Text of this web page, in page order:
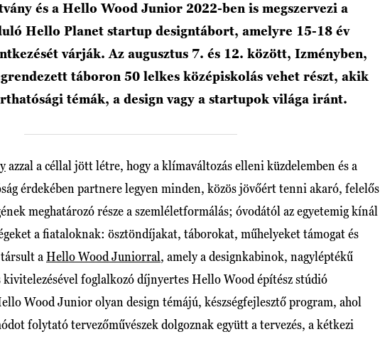
és a Hello Wood Junior 2022-ben is megszervezi a
Hello Planet startup designtábort, amelyre 15-18 év
várják. Az augusztus 7. és 12. között, Izményben,
táboron 50 lelkes középiskolás vehet részt, akik
témák, a design vagy a startupok világa iránt.
azzal a céllal jött létre, hogy a klímaváltozás elleni küzdelemben és a
érdekében partnere legyen minden, közös jövőért tenni akaró, felelős
meghatározó része a szemléletformálás; óvodától az egyetemig kínál
a fiataloknak: ösztöndíjakat, táborokat, műhelyeket támogat és
a Hello Wood Juniorral, amely a designkabinok, nagyléptékű
kivitelezésével foglalkozó díjnyertes Hello Wood építész stúdió
Wood Junior olyan design témájú, készségfejlesztő program, ahol
folytató tervezőművészek dolgoznak együtt a tervezés, a kétkezi